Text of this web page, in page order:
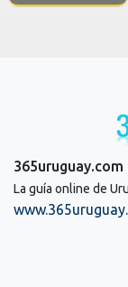
365uruguay.com
La guía online de